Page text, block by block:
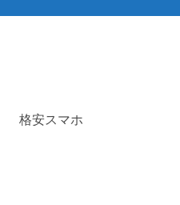
格安スマホ